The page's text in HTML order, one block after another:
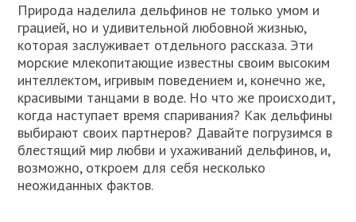
Природа наделила дельфинов не только умом и
грацией, но и удивительной любовной жизнью,
которая заслуживает отдельного рассказа. Эти
морские млекопитающие известны своим высоким
интеллектом, игривым поведением и, конечно же,
красивыми танцами в воде. Но что же происходит,
когда наступает время спаривания? Как дельфины
выбирают своих партнеров? Давайте погрузимся в
блестящий мир любви и ухаживаний дельфинов, и,
возможно, откроем для себя несколько
неожиданных фактов.